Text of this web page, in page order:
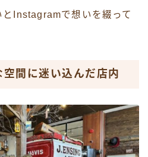
Instagramで想いを綴って
間に迷い込んだ店内